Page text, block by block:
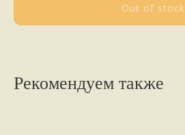
Out of stock
Рекомендуем также